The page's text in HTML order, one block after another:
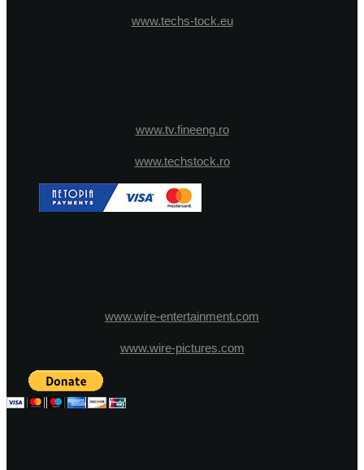
www.techs-tock.eu
www.tv.fineeng.ro
www.techstock.ro
www.wire-entertainment.com
www.wire-pictures.com